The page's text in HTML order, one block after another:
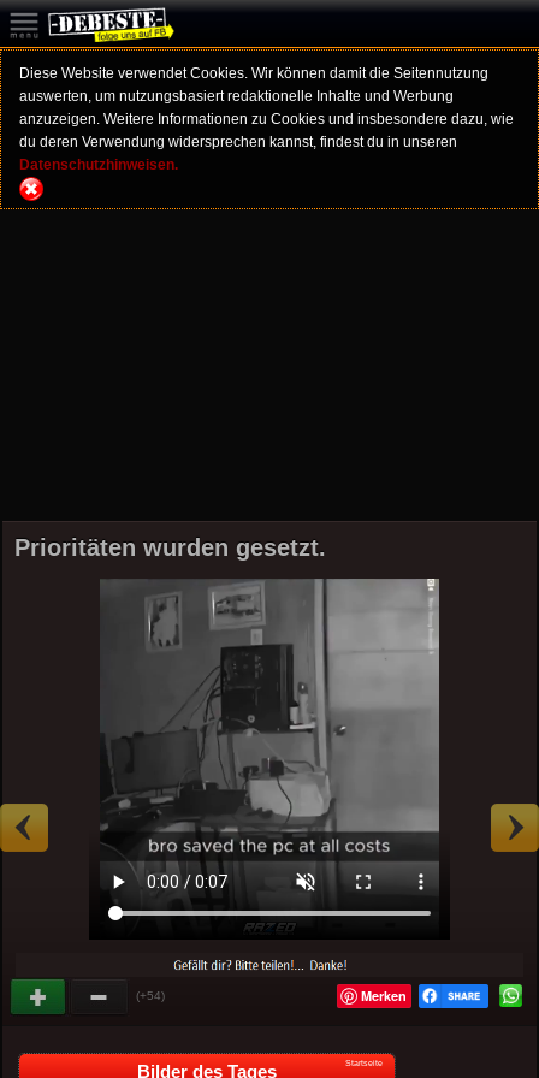
Diese Website verwendet Cookies. Wir können damit die Seitennutzung
auswerten, um nutzungsbasiert redaktionelle Inhalte und Werbung
anzuzeigen. Weitere Informationen zu Cookies und insbesondere dazu, wie
du deren Verwendung widersprechen kannst, findest du in unseren
Datenschutzhinweisen.
Prioritäten wurden gesetzt.
(+54) Merken
Bilder des Tages Startseite